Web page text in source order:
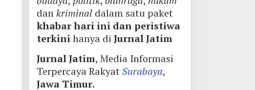
dankriminaldalam satu paket
khabar hari ini dan peristiwa
terkinihanya di Jurnal Jatim
Jurnal Jatim, Media Informasi
Terpercaya RakyatSurabaya,
Jawa Timur.